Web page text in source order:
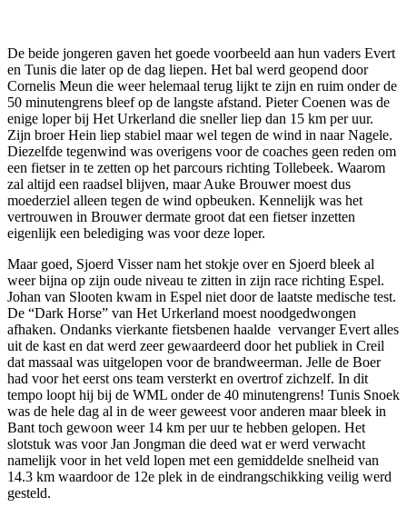
De beide jongeren gaven het goede voorbeeld aan hun vaders Evert
en Tunis die later op de dag liepen. Het bal werd geopend door
Cornelis Meun die weer helemaal terug lijkt te zijn en ruim onder de
50 minutengrens bleef op de langste afstand. Pieter Coenen was de
enige loper bij Het Urkerland die sneller liep dan 15 km per uur.
Zijn broer Hein liep stabiel maar wel tegen de wind in naar Nagele.
Diezelfde tegenwind was overigens voor de coaches geen reden om
een fietser in te zetten op het parcours richting Tollebeek. Waarom
zal altijd een raadsel blijven, maar Auke Brouwer moest dus
moederziel alleen tegen de wind opbeuken. Kennelijk was het
vertrouwen in Brouwer dermate groot dat een fietser inzetten
eigenlijk een belediging was voor deze loper.
Maar goed, Sjoerd Visser nam het stokje over en Sjoerd bleek al
weer bijna op zijn oude niveau te zitten in zijn race richting Espel.
Johan van Slooten kwam in Espel niet door de laatste medische test.
De “Dark Horse” van Het Urkerland moest noodgedwongen
afhaken. Ondanks vierkante fietsbenen haalde vervanger Evert alles
uit de kast en dat werd zeer gewaardeerd door het publiek in Creil
dat massaal was uitgelopen voor de brandweerman. Jelle de Boer
had voor het eerst ons team versterkt en overtrof zichzelf. In dit
tempo loopt hij bij de WML onder de 40 minutengrens! Tunis Snoek
was de hele dag al in de weer geweest voor anderen maar bleek in
Bant toch gewoon weer 14 km per uur te hebben gelopen. Het
slotstuk was voor Jan Jongman die deed wat er werd verwacht
namelijk voor in het veld lopen met een gemiddelde snelheid van
14.3 km waardoor de 12e plek in de eindrangschikking veilig werd
gesteld.